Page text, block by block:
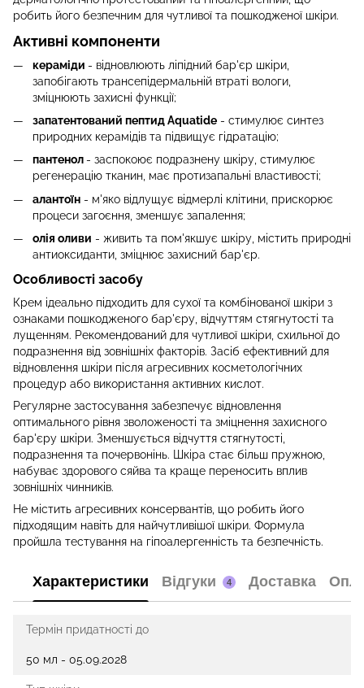
робить його безпечним для чутливої та пошкодженої шкіри.
Активні компоненти
кераміди - відновлюють ліпідний бар'єр шкіри,
запобігають трансепідермальній втраті вологи,
зміцнюють захисні функції;
запатентований пептид Aquatide - стимулює синтез
природних керамідів та підвищує гідратацію;
пантенол - заспокоює подразнену шкіру, стимулює
регенерацію тканин, має протизапальні властивості;
алантоїн - м'яко відлущує відмерлі клітини, прискорює
процеси загоєння, зменшує запалення;
олія оливи - живить та пом'якшує шкіру, містить природні
антиоксиданти, зміцнює захисний бар'єр.
Особливості засобу
Крем ідеально підходить для сухої та комбінованої шкіри з
ознаками пошкодженого бар'єру, відчуттям стягнутості та
лущенням. Рекомендований для чутливої шкіри, схильної до
подразнення від зовнішніх факторів. Засіб ефективний для
відновлення шкіри після агресивних косметологічних
процедур або використання активних кислот.
Регулярне застосування забезпечує відновлення
оптимального рівня зволоженості та зміцнення захисного
бар'єру шкіри. Зменшується відчуття стягнутості,
подразнення та почервонінь. Шкіра стає більш пружною,
набуває здорового сяйва та краще переносить вплив
зовнішніх чинників.
Не містить агресивних консервантів, що робить його
підходящим навіть для найчутливішої шкіри. Формула
пройшла тестування на гіпоалергенність та безпечність.
Характеристики Відгуки 4 Доставка
Термін придатності до
50 мл - 05.09.2028